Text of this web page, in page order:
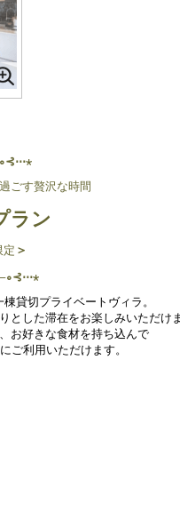
ごす贅沢な時間
ラン
定 ＞
貸切プライベートヴィラ。
とした滞在をお楽しみいただけ
お好きな食材を持ち込んで
ご利用いただけます。